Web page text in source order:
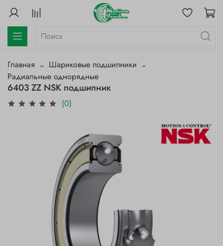
Главная
Шариковые подшипники
Радиальные однорядные
6403 ZZ NSK подшипник
(0)